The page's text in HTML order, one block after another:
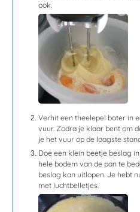
ook.
Verhit een theelepel boter in
vuur. Zodra je klaar bent om
je het vuur op de laagste
Doe een klein beetje beslag
hele bodem van de pan te
beslag kan uitlopen. Je hebt
met luchtbelletjes.